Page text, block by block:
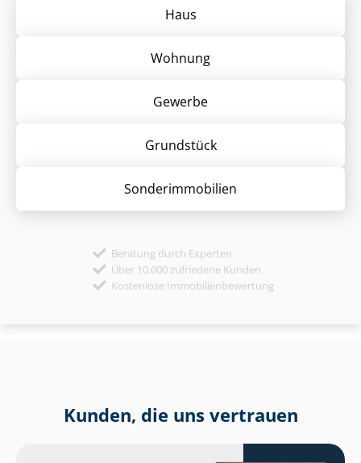
Haus
Wohnung
Gewerbe
Grund­stück
Sonder­immobilien
Beratung durch Experten
Über 10.000 zufriedene Kunden
Kostenlose Immobilienbewertung
Kunden, die uns vertrauen